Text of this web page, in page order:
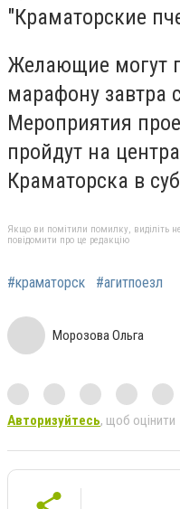
"Краматорские
Желающие могут
марафону завтра
Мероприятия
пройдут на
Краматорска в
Якщо ви помітили помилку, виділіть
повідомити про це редакцію
#краматорск #агитпоезл
Морозова Ольга
Авторизуйтесь, щоб оцінити